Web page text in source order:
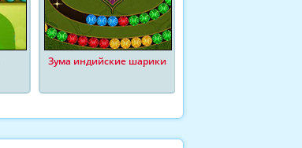
Зума индийские шарики